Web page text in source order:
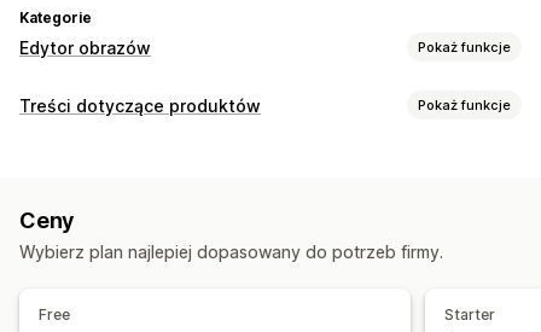
Kategorie
Edytor obrazów Pokaż funkcje
Optymalizacja obrazów
Znaki wodne
Konwersja formatu
Treści dotyczące produktów Pokaż funkcje
Tworzenie treści
Ceny
Wybierz plan najlepiej dopasowany do potrzeb firmy.
Free Starter